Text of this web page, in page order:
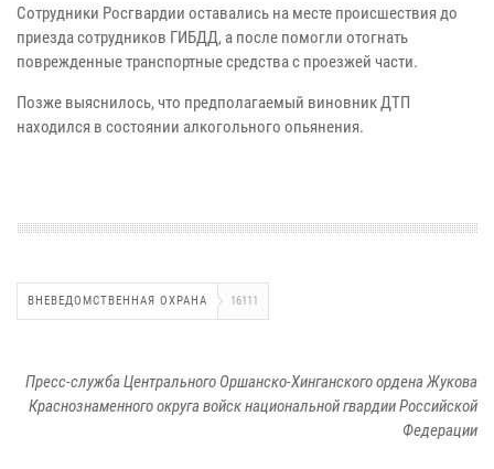
Сотрудники Росгвардии оставались на месте происшествия до
приезда сотрудников ГИБДД, а после помогли отогнать
поврежденные транспортные средства с проезжей части.
Позже выяснилось, что предполагаемый виновник ДТП
находился в состоянии алкогольного опьянения.
ВНЕВЕДОМСТВЕННАЯ ОХРАНА 16111
Пресс-служба Центрального Оршанско-Хинганского ордена Жукова
Краснознаменного округа войск национальной гвардии Российской
Федерации